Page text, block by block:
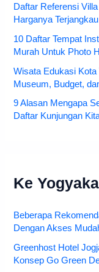
Daftar Referensi
Harganya
10 Daftar Tempat
Murah Untuk Photo
Wisata Edukasi
Museum, Budget,
9 Alasan Mengapa
Daftar Kunjungan
Ke
Beberapa
Dengan Akses
Greenhost Hotel
Konsep Go Green